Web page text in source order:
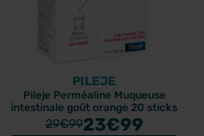
PILEJE
Pileje Perméaline Muqueuse
intestinale goût orange 20 sticks
29€9923€99